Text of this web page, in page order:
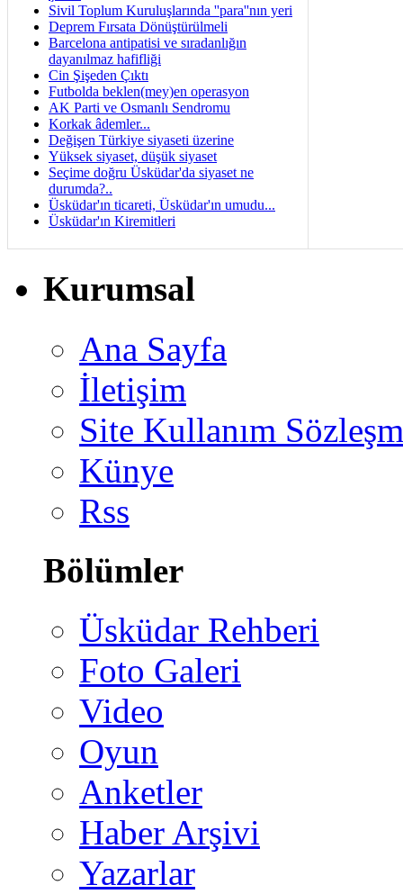
Sivil Toplum Kuruluşlarında ''para''nın yeri
Deprem Fırsata Dönüştürülmeli
Barcelona antipatisi ve sıradanlığın
dayanılmaz hafifliği
Cin Şişeden Çıktı
Futbolda beklen(mey)en operasyon
AK Parti ve Osmanlı Sendromu
Korkak âdemler...
Değişen Türkiye siyaseti üzerine
Yüksek siyaset, düşük siyaset
Seçime doğru Üsküdar'da siyaset ne
durumda?..
Üsküdar'ın ticareti, Üsküdar'ın umudu...
Üsküdar'ın Kiremitleri
Kurumsal
Ana Sayfa
İletişim
Site Kullanım
Künye
Rss
Bölümler
Üsküdar Rehberi
Foto Galeri
Video
Oyun
Anketler
Haber Arşivi
Yazarlar